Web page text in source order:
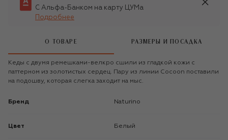
С Альфа-Банком на карту ЦУМа
Подробнее
О ТОВАРЕ РАЗМЕРЫ И ПОСАДКА
Кеды с двумя ремешками-велкро сшили из гладкой кожи с
паттерном из золотистых сердец. Пару из линии Cocoon поставили
на подошву, которая слегка заходит на мыс.
Бренд Naturino
Цвет Белый